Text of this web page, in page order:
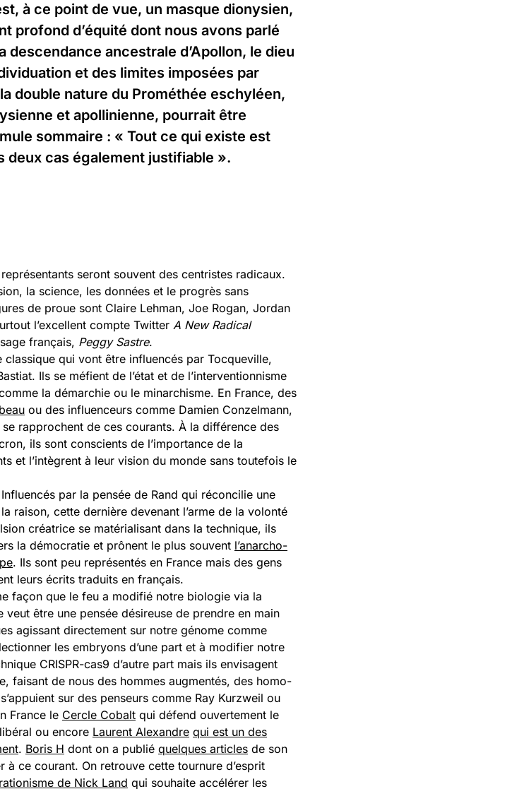
à ce point de vue, un masque dionysien,
profond d’équité dont nous avons parlé
descendance ancestrale d’Apollon, le dieu
et des limites imposées par
double nature du Prométhée eschyléen,
et apollinienne, pourrait être
sommaire : « Tout ce qui existe est
deux cas également justifiable ».
seront souvent des centristes radicaux.
la science, les données et le progrès sans
de proue sont Claire Lehman, Joe Rogan, Jordan
l’excellent compte Twitter A New Radical
français, Peggy Sastre.
classique qui vont être influencés par Tocqueville,
Ils se méfient de l’état et de l’interventionnisme
la démarchie ou le minarchisme. En France, des
ou des influenceurs comme Damien Conzelmann,
se rapprochent de ces courants. À la différence des
ils sont conscients de l’importance de la
et l’intègrent à leur vision du monde sans toutefois le
par la pensée de Rand qui réconcilie une
raison, cette dernière devenant l’arme de la volonté
créatrice se matérialisant dans la technique, ils
la démocratie et prônent le plus souvent l’anarcho-
. Ils sont peu représentés en France mais des gens
leurs écrits traduits en français.
façon que le feu a modifié notre biologie via la
veut être une pensée désireuse de prendre en main
agissant directement sur notre génome comme
les embryons d’une part et à modifier notre
CRISPR-cas9 d’autre part mais ils envisagent
faisant de nous des hommes augmentés, des homo-
sur des penseurs comme Ray Kurzweil ou
France le Cercle Cobalt qui défend ouvertement le
ou encore Laurent Alexandre qui est un des
. Boris H dont on a publié quelques articles de son
à ce courant. On retrouve cette tournure d’esprit
de Nick Land qui souhaite accélérer les